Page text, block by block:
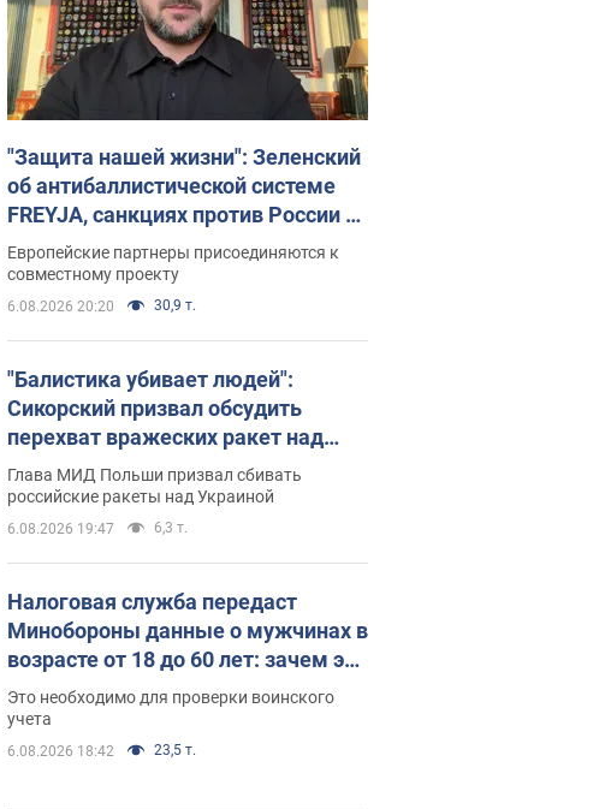
"Защита нашей жизни": Зеленский
об антибаллистической системе
FREYJA, санкциях против России и
поддержке аграриев. Видео
Европейские партнеры присоединяются к
совместному проекту
6.08.2026 20:20 30,9 т.
"Балистика убивает людей":
Сикорский призвал обсудить
перехват вражеских ракет над
Украиной
Глава МИД Польши призвал сбивать
российские ракеты над Украиной
6.08.2026 19:47 6,3 т.
Налоговая служба передаст
Минобороны данные о мужчинах в
возрасте от 18 до 60 лет: зачем это
нужно
Это необходимо для проверки воинского
учета
6.08.2026 18:42 23,5 т.